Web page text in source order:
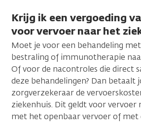
Krijg ik een vergoeding
voor vervoer naar het
Moet je voor een behandeling
bestraling of immunotherapie
Of voor de nacontroles die direct
deze behandelingen? Dan betaalt
zorgverzekeraar de
ziekenhuis. Dit geldt voor vervoer
met het openbaar vervoer of met